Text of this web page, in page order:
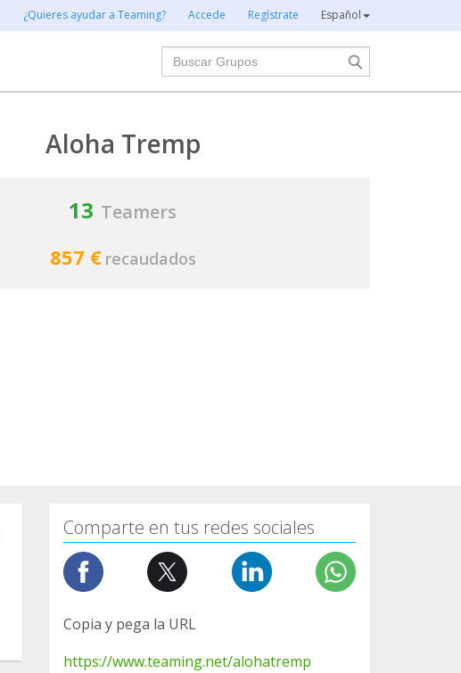
¿Quieres ayudar a Teaming? Accede Regístrate Español
Buscar
Aloha Tremp
13 Teamers
857 € recaudados
Comparte en tus redes sociales
Copia y pega la URL
https://www.teaming.net/alohatremp